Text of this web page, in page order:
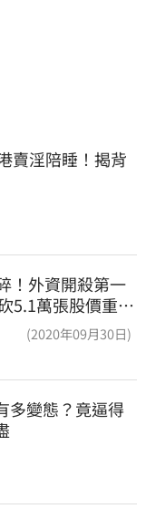
賣淫陪睡！揭背
！外資開殺第一
5.1萬張股價重挫
(2020年09月30日)
多變態？竟逼得